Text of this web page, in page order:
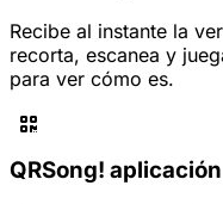
Recibe al instante la
recorta, escanea y
para ver cómo es.
QRSong!